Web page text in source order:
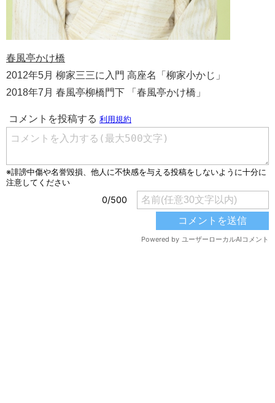
春風亭かけ橋
2012年5月 柳家三三に入門 高座名「柳家小かじ」
2018年7月 春風亭柳橋門下 「春風亭かけ橋」